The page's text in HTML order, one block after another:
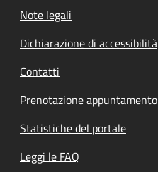
Note legali
Dichiarazione di accessibilità
Contatti
Prenotazione appuntamento
Statistiche del portale
Leggi le FAQ